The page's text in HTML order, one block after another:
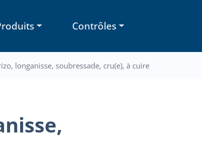
Contrôles
longanisse, soubressade, cru(e), à cuire